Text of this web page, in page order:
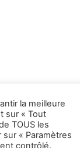
la meilleure
sur « Tout
TOUS les
« Paramètres
contrôlé.